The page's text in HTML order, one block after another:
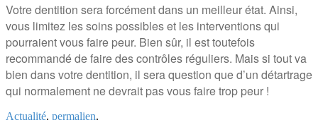
Votre dentition sera forcément dans un meilleur état. Ainsi,
vous limitez les soins possibles et les interventions qui
pourraient vous faire peur. Bien sûr, il est toutefois
recommandé de faire des contrôles réguliers. Mais si tout va
bien dans votre dentition, il sera question que d’un détartrage
qui normalement ne devrait pas vous faire trop peur !
Actualité. permalien.